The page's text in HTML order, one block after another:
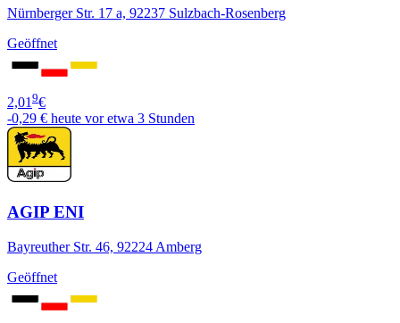
Nürnberger Str. 17 a, 92237 Sulzbach-Rosenberg
Geöffnet
2,019€
-0,29 € heute vor etwa 3 Stunden
AGIP ENI
Bayreuther Str. 46, 92224 Amberg
Geöffnet